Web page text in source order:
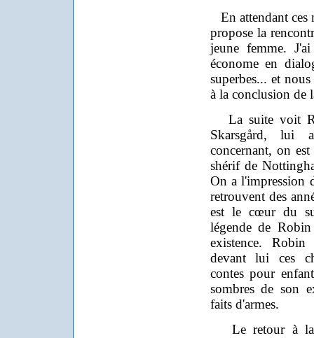
En attendant ces
propose la
jeune femme.
économe en
superbes... et
à la conclusion de
La suite voit
Skarsgård, lui
concernant, on
shérif de
On a l'impression
retrouvent des
est le cœur du
légende de
existence.
devant lui ces
contes pour
sombres de son
faits d'armes.
Le retour à la